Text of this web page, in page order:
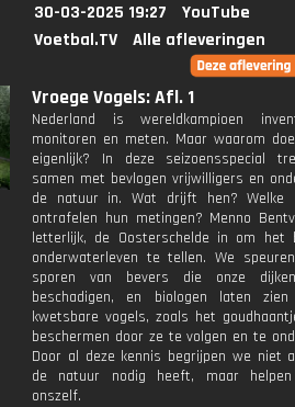
30-03-2025 19:27
YouTube
Voetbal.TV
Alle afleveringen
Vroege Vogels: Afl. 1
Nederland is wereldkampioen
monitoren en meten. Maar waarom
eigenlijk? In deze seizoensspecial
samen met bevlogen vrijwilligers en
de natuur in. Wat drijft hen? Welke
ontrafelen hun metingen? Menno
letterlijk, de Oosterschelde in om het
onderwaterleven te tellen. We
sporen van bevers die onze
beschadigen, en biologen laten
kwetsbare vogels, zoals het
beschermen door ze te volgen en te
Door al deze kennis begrijpen we niet
de natuur nodig heeft, maar
onszelf.